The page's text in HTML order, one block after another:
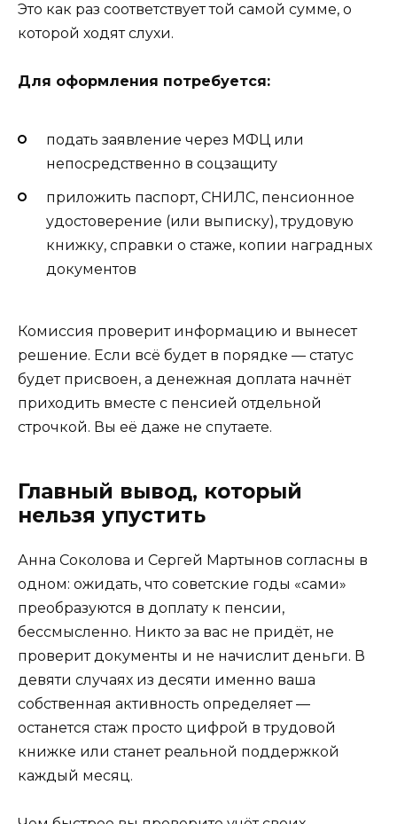
Это как раз соответствует той самой сумме, о
которой ходят слухи.
Для оформления потребуется:
подать заявление через МФЦ или
непосредственно в соцзащиту
приложить паспорт, СНИЛС, пенсионное
удостоверение (или выписку), трудовую
книжку, справки о стаже, копии наградных
документов
Комиссия проверит информацию и вынесет
решение. Если всё будет в порядке — статус
будет присвоен, а денежная доплата начнёт
приходить вместе с пенсией отдельной
строчкой. Вы её даже не спутаете.
Главный вывод, который
нельзя упустить
Анна Соколова и Сергей Мартынов согласны в
одном: ожидать, что советские годы «сами»
преобразуются в доплату к пенсии,
бессмысленно. Никто за вас не придёт, не
проверит документы и не начислит деньги. В
девяти случаях из десяти именно ваша
собственная активность определяет —
останется стаж просто цифрой в трудовой
книжке или станет реальной поддержкой
каждый месяц.